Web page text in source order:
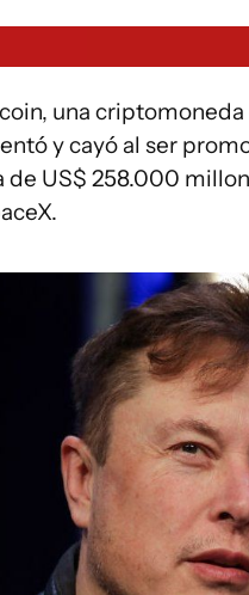
una
y cayó al ser
de US$ 258.000